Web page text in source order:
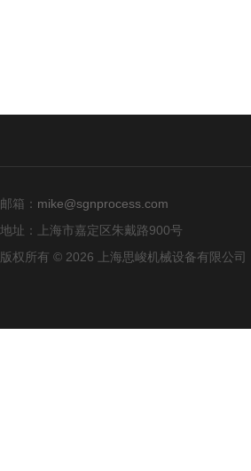
邮箱： mike@sgnprocess.com
地址：上海市嘉定区朱戴路900号
版权所有 © 2026 上海思峻机械设备有限公司